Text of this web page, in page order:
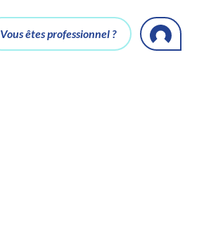
Vous êtes professionnel ?